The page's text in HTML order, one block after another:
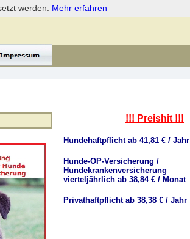
werden. Mehr erfahren
!!! Preishit !!!
Hundehaftpflicht ab 41,81 € / Jahr
Hunde-OP-Versicherung /
Hundekrankenversicherung
vierteljährlich ab 38,84 € / Monat
Privathaftpflicht ab 38,38 € / Jahr